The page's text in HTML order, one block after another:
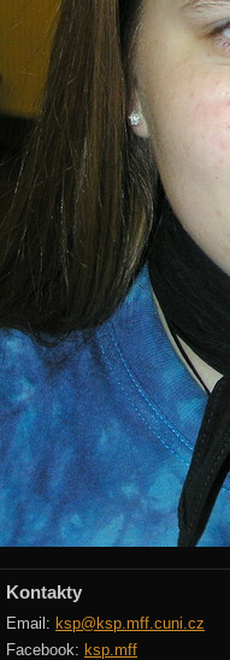
Kontakty
Email: ksp@ksp.mff.cuni.cz
Facebook: ksp.mff